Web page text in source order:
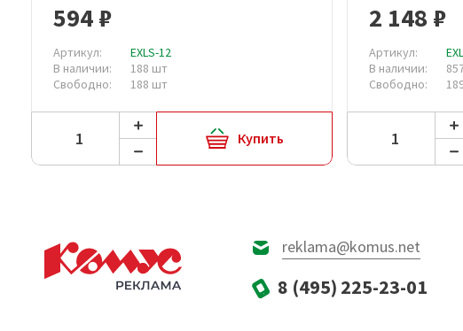
594 ₽
Артикул:
EXLS-12
В наличии:
188 шт
Свободно:
188 шт
Купить
2 148 ₽
Артикул:
В наличии:
Свободно:
reklama@komus.net
8 (495) 225-23-01